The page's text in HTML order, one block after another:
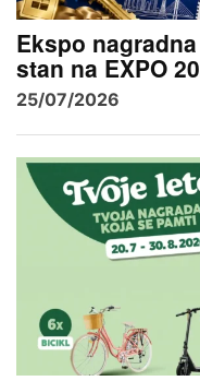
Ekspo
stan na EXPO
25/07/2026